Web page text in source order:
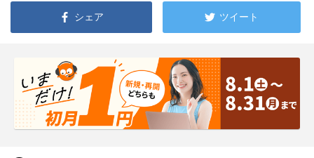
シェア ツイート